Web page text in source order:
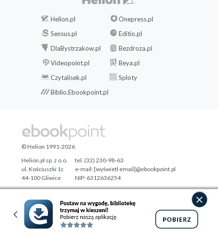
Helion.pl
Onepress.pl
Sensus.pl
Editio.pl
DlaBystrzakow.pl
Bezdroza.pl
Videopoint.pl
Beya.pl
Czytalisek.pl
Sploty
Biblio.Ebookpoint.pl
Designed with ♥ byTonik.pl
© Helion 1991-2026
Helion.pl sp. z o.o.
ul. Kościuszki 1c
44-100 Gliwice
tel. (32) 230-98-63
e-mail:[wyświetl email]@ebookpoint.pl
NIP: 6312636254
Regon: 241989027
Pełna wersja strony »